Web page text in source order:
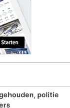
politie